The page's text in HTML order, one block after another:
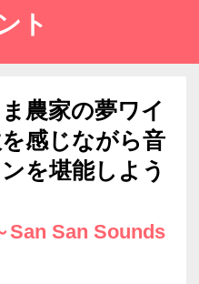
ト
農家の夢ワイ
感じながら音
を堪能しよう
San San Sounds